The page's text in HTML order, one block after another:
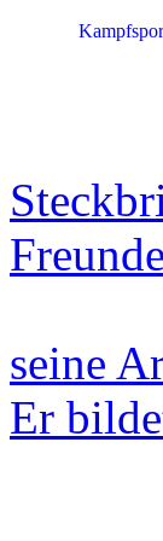
Freunde
seine
Er